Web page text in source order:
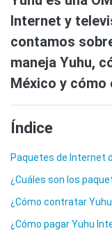
Internet y
contamos
maneja Yuhu,
México y
Índice
Paquetes de Internet
¿Cuáles son los
¿Cómo contratar
¿Cómo pagar Yuhu